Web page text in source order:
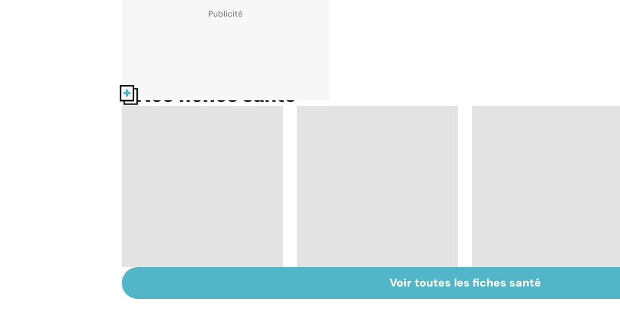
Nos fiches santé
pulmonaire
Tout savoir sur les
infections
Inflammation des
amygdales : que faire
Voir toutes les fiches santé